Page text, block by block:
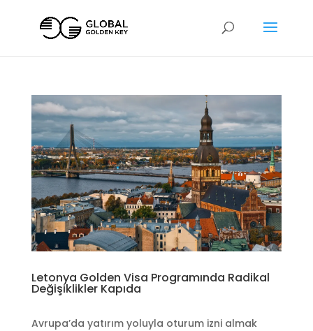
Letonya Golden Visa Programında Radikal
Değişiklikler Kapıda
Avrupa’da yatırım yoluyla oturum izni almak